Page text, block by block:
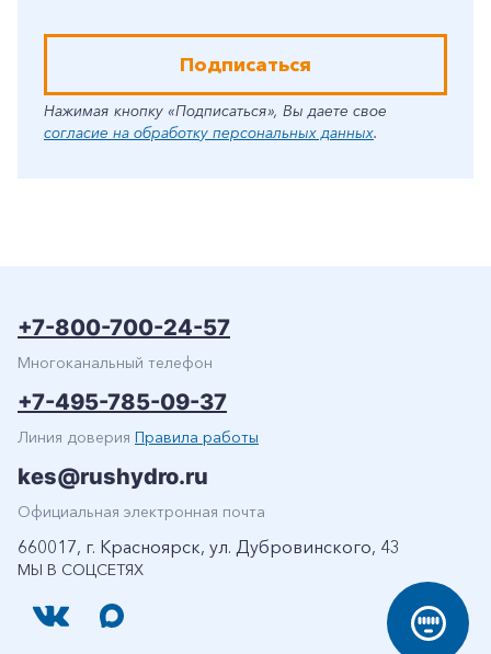
Подписаться
Нажимая кнопку «Подписаться», Вы даете свое
согласие на обработку персональных данных.
МЫ В СОЦСЕТЯХ
+7-800-700-24-57
Многоканальный телефон
+7-495-785-09-37
Линия доверия Правила работы
kes@rushydro.ru
Официальная электронная почта
660017, г. Красноярск, ул. Дубровинского, 43